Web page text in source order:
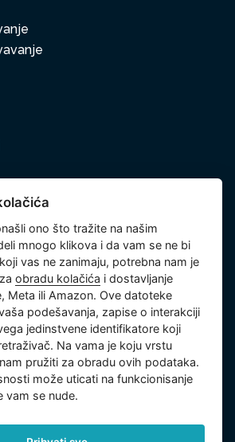
i drugih obrađivanih podataka
u Opštinskom sudu u Pragu,
Identifikacioni broj kompanije:
broj: CZ26150808.
ono što tražite na našim
mnogo klikova i da vam se ne bi
vas ne zanimaju, potrebna nam je
obradu kolačića i dostavljanje
Meta ili Amazon. Ove datoteke
podešavanja, zapise o interakciji
jedinstvene identifikatore koji
Na vama je koju vrstu
pružiti za obradu ovih podataka.
može uticati na funkcionisanje
vam se nude.